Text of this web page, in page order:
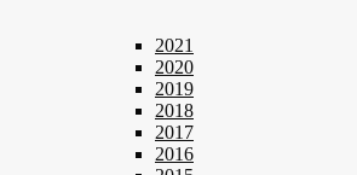
2021
2020
2019
2018
2017
2016